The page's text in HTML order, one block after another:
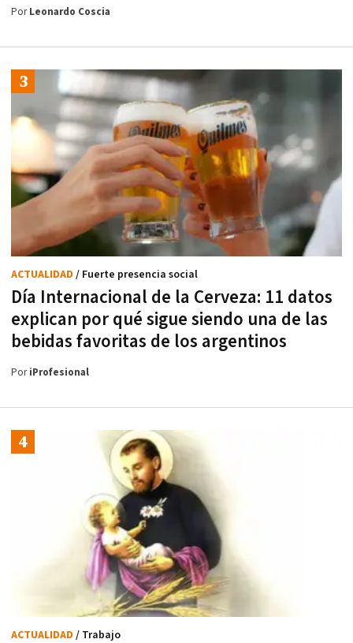
PorLeonardo Coscia
Día Internacional de la Cerveza: 11 datos
explican por qué sigue siendo una de las
bebidas favoritas de los argentinos
ACTUALIDAD / Fuerte presencia social
PoriProfesional
ACTUALIDAD / Trabajo